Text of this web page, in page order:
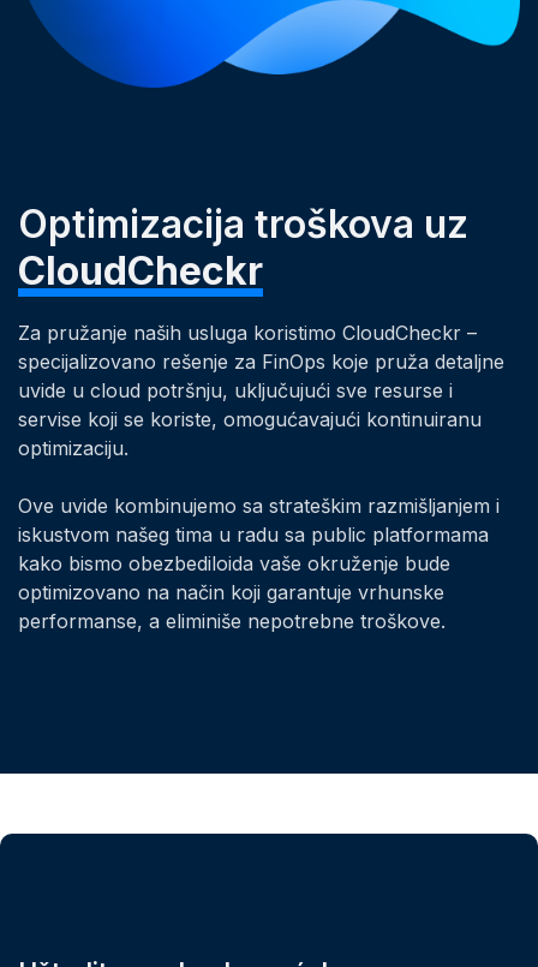
Optimizacija troškova uz
CloudCheckr
Za pružanje naših usluga koristimo CloudCheckr –
specijalizovano rešenje za FinOps koje pruža detaljne
uvide u cloud potršnju, uključujući sve resurse i
servise koji se koriste, omogućavajući kontinuiranu
optimizaciju.
Ove uvide kombinujemo sa strateškim razmišljanjem i
iskustvom našeg tima u radu sa public platformama
kako bismo obezbediloida vaše okruženje bude
optimizovano na način koji garantuje vrhunske
performanse, a eliminiše nepotrebne troškove.